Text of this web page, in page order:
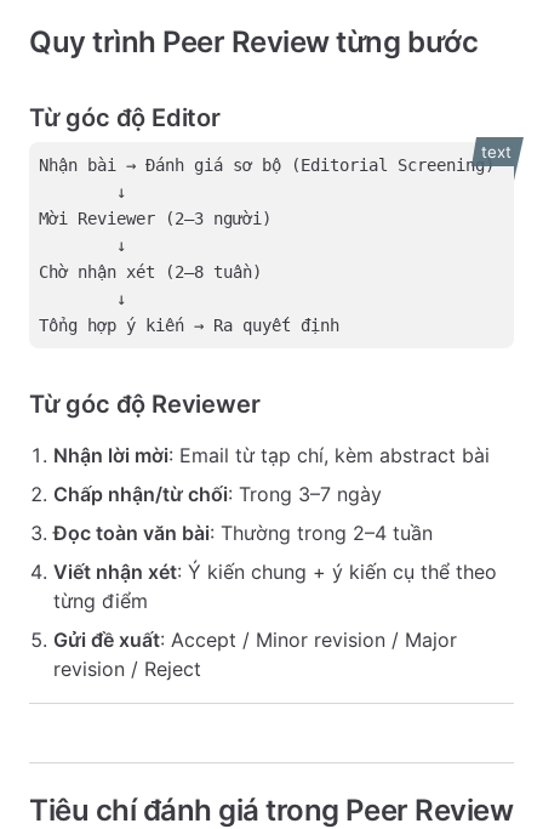
Quy trình Peer Review từng bước
Từ góc độ Editor
text
Nhận bài → Đánh giá sơ bộ (Editorial Screening)
↓
Mời Reviewer (2–3 người)
↓
Chờ nhận xét (2–8 tuần)
↓
Tổng hợp ý kiến → Ra quyết định
Từ góc độ Reviewer
Nhận lời mời: Email từ tạp chí, kèm abstract bài
Chấp nhận/từ chối: Trong 3–7 ngày
Đọc toàn văn bài: Thường trong 2–4 tuần
Viết nhận xét: Ý kiến chung + ý kiến cụ thể theo
từng điểm
Gửi đề xuất: Accept / Minor revision / Major
revision / Reject
Tiêu chí đánh giá trong Peer Review